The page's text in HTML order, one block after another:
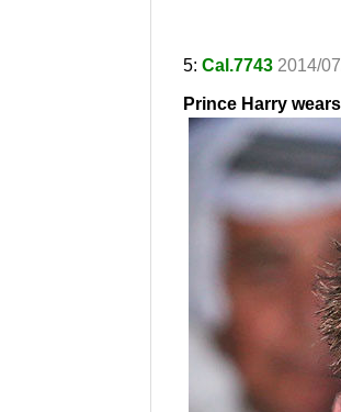
5: Cal.7743 2014/
Prince Harry